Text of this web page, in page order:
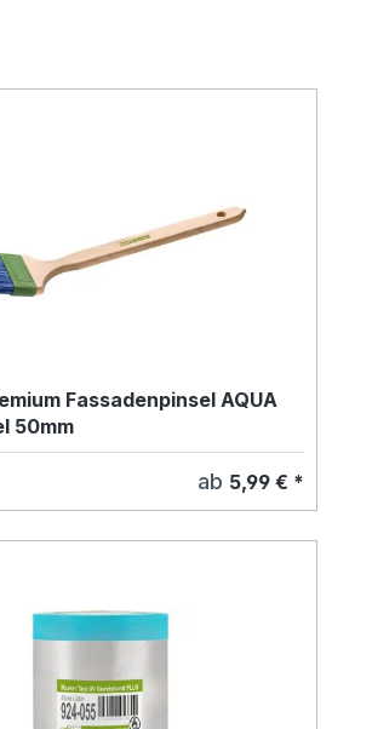
überspringen
Fassadenpinsel AQUA
50mm
ab 5,99 € *